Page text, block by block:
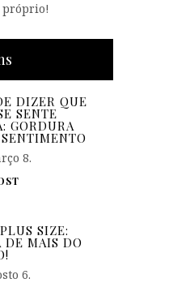
próprio!
DIZER QUE
SENTE
GORDURA
8.
SIZE:
DE MAIS DO
6.